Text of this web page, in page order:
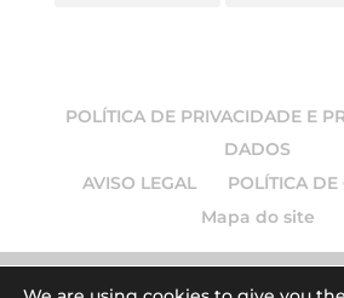
POLÍTICA DE PRIVACIDADE E
DADOS
AVISO LEGAL
POLÍTICA DE
Mapa do site